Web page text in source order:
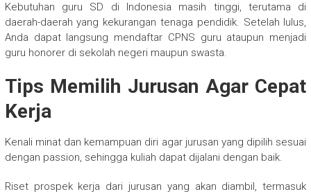
Kebutuhan guru SD di Indonesia masih tinggi, terutama di
daerah-daerah yang kekurangan tenaga pendidik. Setelah lulus,
Anda dapat langsung mendaftar CPNS guru ataupun menjadi
guru honorer di sekolah negeri maupun swasta.
Tips Memilih Jurusan Agar Cepat
Kerja
Kenali minat dan kemampuan diri agar jurusan yang dipilih sesuai
dengan passion, sehingga kuliah dapat dijalani dengan baik.
Riset prospek kerja dari jurusan yang akan diambil, termasuk